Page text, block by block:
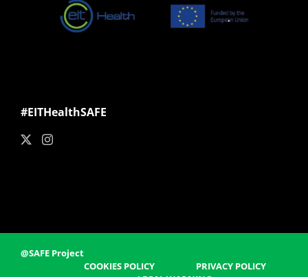
#EITHealthSAFE
@SAFE Project
COOKIES POLICY
PRIVACY POLICY